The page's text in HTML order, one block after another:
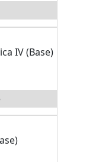
IV (Base)